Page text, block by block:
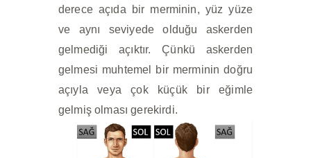
derece açıda bir merminin, yüz yüze
ve aynı seviyede olduğu askerden
gelmediği açıktır. Çünkü askerden
gelmesi muhtemel bir merminin doğru
açıyla veya çok küçük bir eğimle
gelmiş olması gerekirdi.